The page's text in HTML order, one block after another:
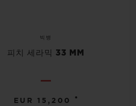
빅뱅
피치 세라믹 33 MM
EUR 15,200 •